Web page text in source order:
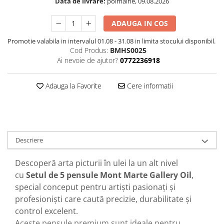
ADAUGA IN COS
Promotie valabila in intervalul 01.08 - 31.08 in limita stocului disponibil.
Cod Produs: BMHS0025
Ai nevoie de ajutor? 0772236918
Adauga la Favorite Cere informatii
Descriere
Descoperă arta picturii în ulei la un alt nivel
cu Setul de 5 pensule Mont Marte Gallery Oil,
special conceput pentru artiști pasionați și
profesioniști care caută precizie, durabilitate și
control excelent.